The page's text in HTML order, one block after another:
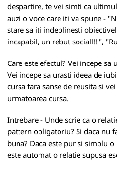
despartire, te vei simti ca
auzi o voce care iti va spune -
stare sa iti indeplinesti
incapabil, un rebut sociall!!!",
Care este efectul? Vei incepe
Vei incepe sa urasti ideea de
cursa fara sanse de reusita si
urmatoarea cursa.
Intrebare - Unde scrie ca o
pattern obligatoriu? Si daca nu
buna? Daca este pur si simplu
este automat o relatie supusa